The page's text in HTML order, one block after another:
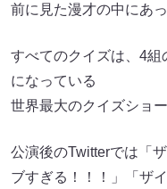
前に見た漫才の中にあ
すべてのクイズは、4組
になっている
世界最大のクイズショ
公演後のTwitterでは「
ブすぎる！！！」「ザ